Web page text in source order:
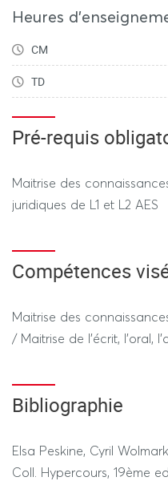
dérogatoire, devoir sur
Heures
CM
TD
Pré-requis
Maitrise des
juridiques de L1 et L2 AES
Compétences
Maitrise des
/ Maitrise de l'écrit, l'oral,
Bibliographie
Elsa Peskine, Cyril
Coll. Hypercours, 19ème